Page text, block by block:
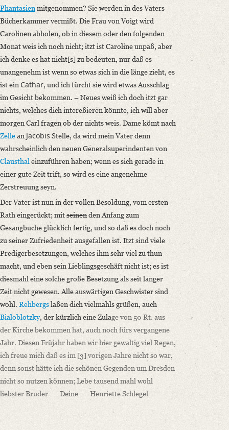
Phantasienmitgenommen? Sie werden in des Vaters
Bücherkammer vermißt. Die Frau von Voigt wird
Carolinen abholen, ob in diesem oder den folgenden
Monat weis ich noch nicht; itzt ist Caroline unpaß, aber
ich denke es hat nicht[s] zu bedeuten, nur daß es
unangenehm ist wenn so etwas sich in die länge zieht, es
ist einCathar, und ich fürcht sie wird etwas Ausschlag
im Gesicht bekommen. – Neues weiß ich doch itzt gar
nichts, welches dich intereßieren könnte, ich will aber
morgen Carl fragen ob der nichts weis. Dame kömt nach
Zellean Jacobis Stelle, da wird mein Vater denn
wahrscheinlich den neuen Generalsuperindenten von
Clausthaleinzuführen haben; wenn es sich gerade in
einer gute Zeit trift, so wird es eine angenehme
Zerstreuung seyn.
Der Vater ist nun in der vollen Besoldung, vom ersten
Rath eingerückt; mitseinenden Anfang zum
Gesangbuche glücklich fertig, und so daß es doch noch
zu seiner Zufriedenheit ausgefallen ist. Itzt sind viele
Predigerbesetzungen, welches ihm sehr viel zu thun
macht, und eben sein Lieblingsgeschäft nicht ist; es ist
diesmahl eine solche große Besetzung als seit langer
Zeit nicht gewesen. Alle auswärtigen Geschwister sind
wohl. Rehbergslaßen dich vielmahls grüßen, auch
Bialoblotzky, der kürzlich eine Zulage von 50 Rt. aus
der Kirche bekommen hat, auch noch fürs vergangene
Jahr. Diesen Früjahr haben wir hier gewaltig viel Regen,
ich freue mich daß es im [3]vorigen Jahre nicht so war,
denn sonst hätte ich die schönen Gegenden um Dresden
nicht so nutzen können; Lebe tausend mahl wohl
liebster Bruder
Deine HenrietteSchlegel